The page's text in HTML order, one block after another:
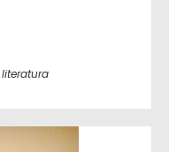
literatura